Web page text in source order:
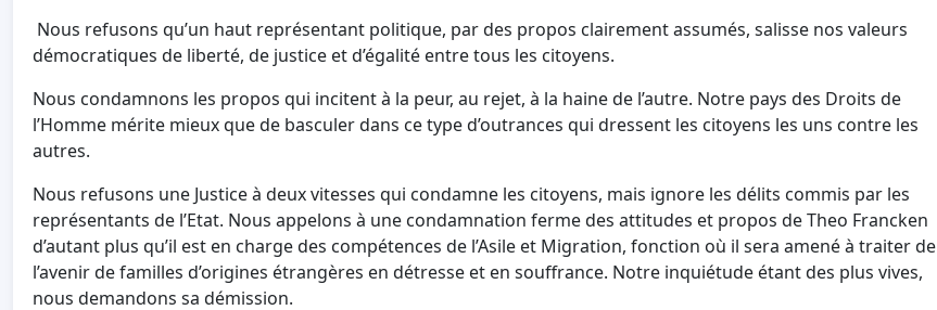
Nous refusons qu’un haut représentant politique, par des propos clairement assumés, salisse nos valeurs
démocratiques de liberté, de justice et d’égalité entre tous les citoyens.
Nous condamnons les propos qui incitent à la peur, au rejet, à la haine de l’autre. Notre pays des Droits de
l’Homme mérite mieux que de basculer dans ce type d’outrances qui dressent les citoyens les uns contre les
autres.
Nous refusons une Justice à deux vitesses qui condamne les citoyens, mais ignore les délits commis par les
représentants de l’Etat. Nous appelons à une condamnation ferme des attitudes et propos de Theo Francken
d’autant plus qu’il est en charge des compétences de l’Asile et Migration, fonction où il sera amené à traiter de
l’avenir de familles d’origines étrangères en détresse et en souffrance. Notre inquiétude étant des plus vives,
nous demandons sa démission.